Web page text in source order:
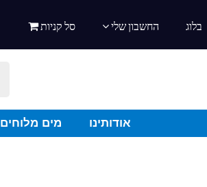
בלוג החשבון שלי סל קניות
אודותינו מים מלוחים